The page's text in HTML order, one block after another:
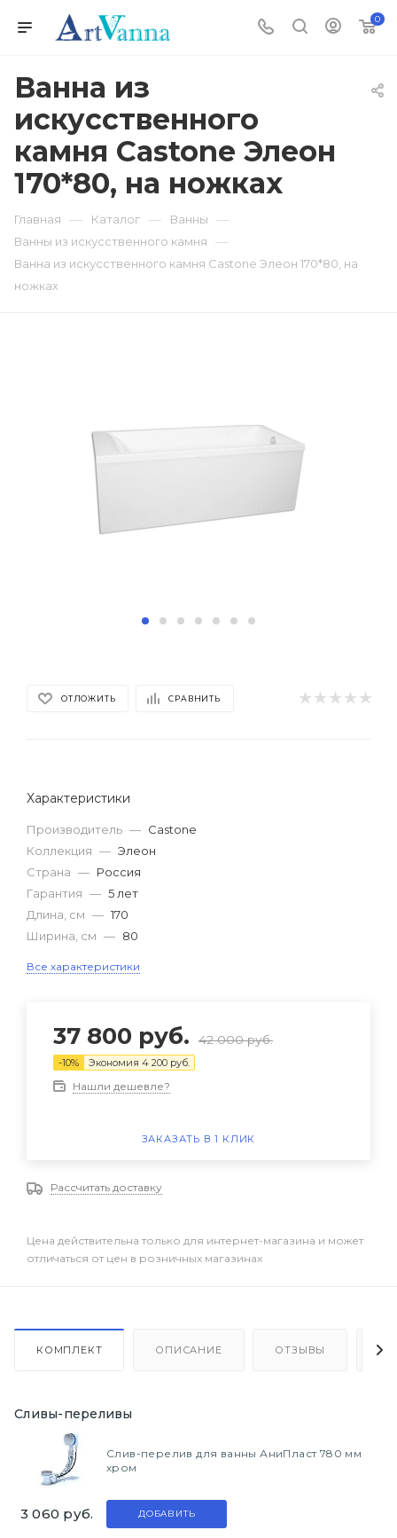
0
Ванна из
искусственного
камня Castone Элеон
170*80, на ножках
Главная — Каталог — Ванны —
Ванны из искусственного камня —
Ванна из искусственного камня Castone Элеон 170*80, на
ножках
ОТЛОЖИТЬ СРАВНИТЬ
Характеристики
Производитель — Castone
Коллекция — Элеон
Страна — Россия
Гарантия — 5 лет
Длина, см — 170
Ширина, см — 80
Все характеристики
37 800 руб. 42 000руб.
-10% Экономия 4 200 руб.
Нашли дешевле?
ЗАКАЗАТЬ В 1 КЛИК
Рассчитать доставку
Цена действительна только для интернет-магазина и может
отличаться от цен в розничных магазинах
КОМПЛЕКТ ОПИСАНИЕ ОТЗЫВЫ
Сливы-переливы
Слив-перелив для ванны АниПласт 780 мм
хром
3 060 руб. ДОБАВИТЬ